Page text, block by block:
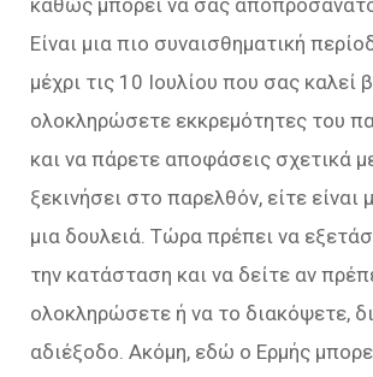
καθώς μπορεί να σας
Είναι μια πιο συναισθηματική
μέχρι τις 10 Ιουλίου που σας καλεί
ολοκληρώσετε εκκρεμότητες του
και να πάρετε αποφάσεις σχετικά
ξεκινήσει στο παρελθόν, είτε είναι
μια δουλειά. Τώρα πρέπει να
την κατάσταση και να δείτε αν
ολοκληρώσετε ή να το διακόψετε,
αδιέξοδο. Ακόμη, εδώ ο Ερμής